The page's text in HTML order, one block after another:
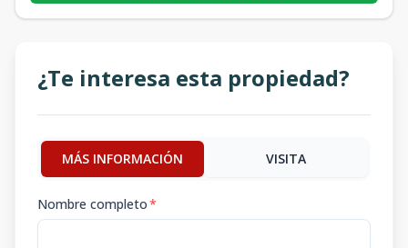
¿Te interesa esta propiedad?
MÁS INFORMACIÓN VISITA
Nombre completo*